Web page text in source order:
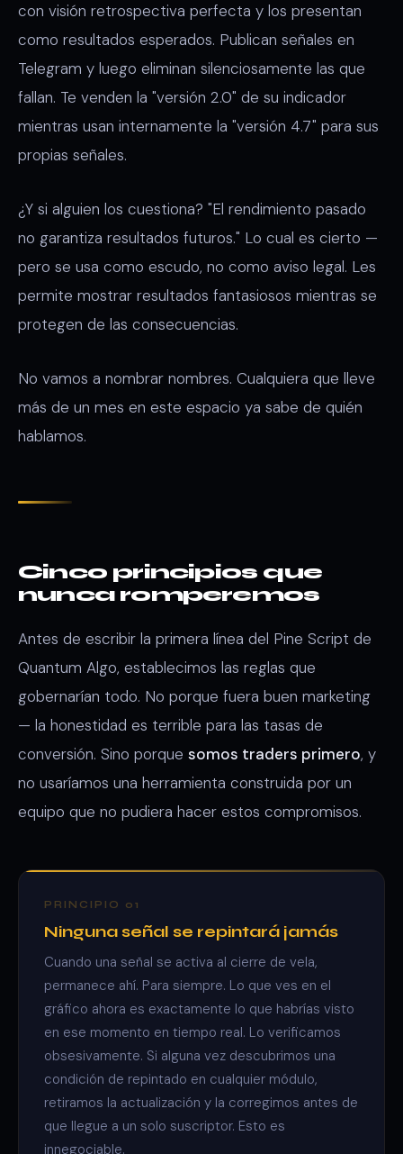
con visión retrospectiva perfecta y los presentan
como resultados esperados. Publican señales en
Telegram y luego eliminan silenciosamente las que
fallan. Te venden la "versión 2.0" de su indicador
mientras usan internamente la "versión 4.7" para sus
propias señales.
¿Y si alguien los cuestiona? "El rendimiento pasado
no garantiza resultados futuros." Lo cual es cierto —
pero se usa como escudo, no como aviso legal. Les
permite mostrar resultados fantasiosos mientras se
protegen de las consecuencias.
No vamos a nombrar nombres. Cualquiera que lleve
más de un mes en este espacio ya sabe de quién
hablamos.
Cinco principios que
nunca romperemos
Antes de escribir la primera línea del Pine Script de
Quantum Algo, establecimos las reglas que
gobernarían todo. No porque fuera buen marketing
— la honestidad es terrible para las tasas de
conversión. Sino porque somos traders primero, y
no usaríamos una herramienta construida por un
equipo que no pudiera hacer estos compromisos.
PRINCIPIO 01
Ninguna señal se repintará jamás
Cuando una señal se activa al cierre de vela,
permanece ahí. Para siempre. Lo que ves en el
gráfico ahora es exactamente lo que habrías visto
en ese momento en tiempo real. Lo verificamos
obsesivamente. Si alguna vez descubrimos una
condición de repintado en cualquier módulo,
retiramos la actualización y la corregimos antes de
que llegue a un solo suscriptor. Esto es
innegociable.